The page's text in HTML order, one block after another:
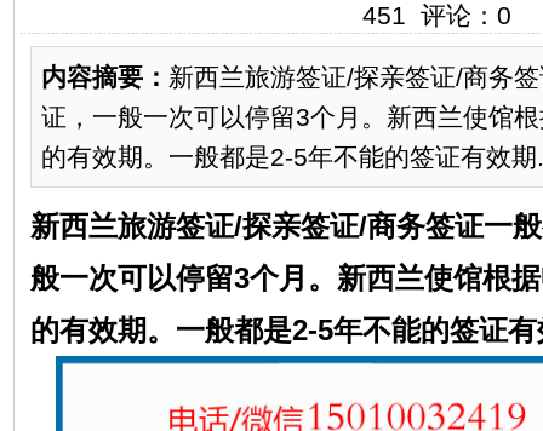
451 评论：0
内容摘要： 新西兰旅游签证/探亲签证/商务
证，一般一次可以停留3个月。新西兰使馆
的有效期。一般都是2-5年不能的签证有效期
新西兰旅游签证/探亲签证/商务签证一
般一次可以停留3个月。新西兰使馆根
的有效期。一般都是2-5年不能的签证